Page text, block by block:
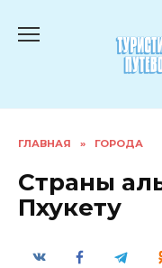
ГЛАВНАЯ » ГОРОДА
Страны
Пхукету